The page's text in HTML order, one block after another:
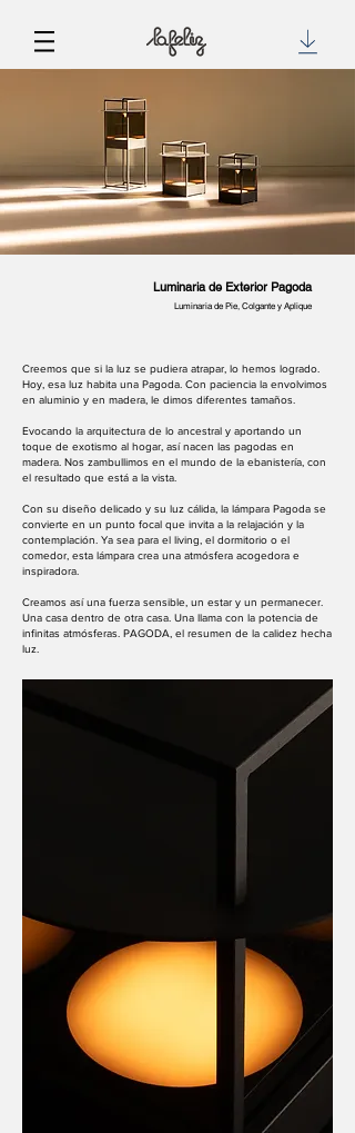
Luminaria de Exterior Pagoda
Luminaria de Pie, Colgante y Aplique
Creemos que si la luz se pudiera atrapar, lo hemos logrado.
Hoy, esa luz habita una Pagoda. Con paciencia la envolvimos
en aluminio y en madera, le dimos diferentes tamaños.
Evocando la arquitectura de lo ancestral y aportando un
toque de exotismo al hogar, así nacen las pagodas en
madera. Nos zambullimos en el mundo de la ebanistería, con
el resultado que está a la vista.
Con su diseño delicado y su luz cálida, la lámpara Pagoda se
convierte en un punto focal que invita a la relajación y la
contemplación. Ya sea para el living, el dormitorio o el
comedor, esta lámpara crea una atmósfera acogedora e
inspiradora.
Creamos así una fuerza sensible, un estar y un permanecer.
Una casa dentro de otra casa. Una llama con la potencia de
infinitas atmósferas. PAGODA, el resumen de la calidez hecha
luz.